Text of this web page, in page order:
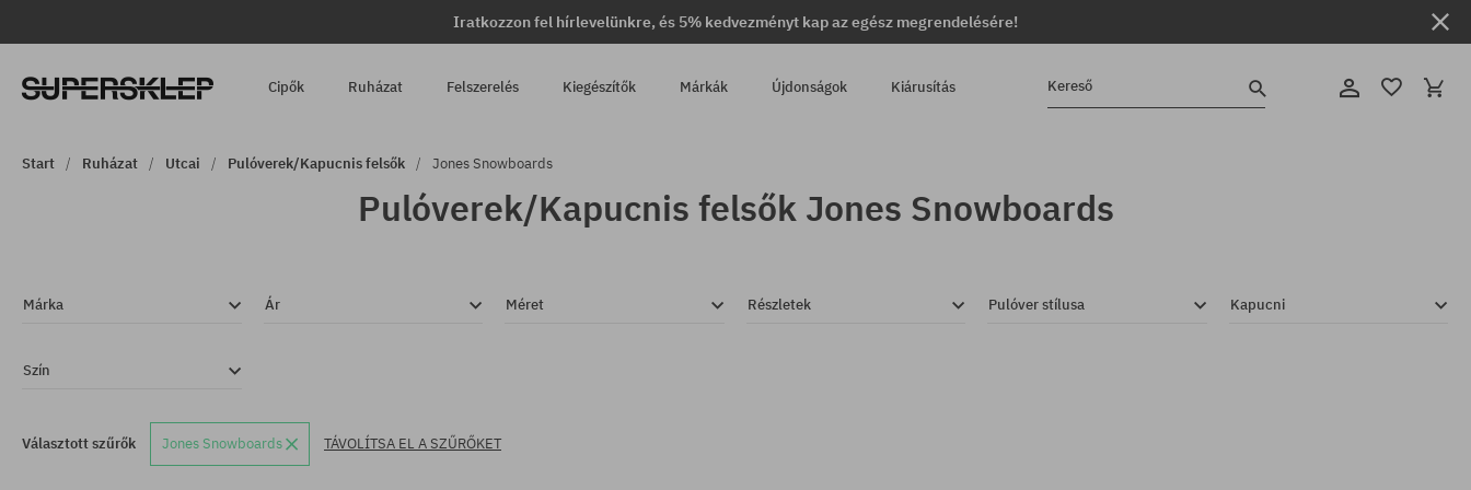
Iratkozzon fel hírlevelünkre, és 5% kedvezményt kap az egész megrendelésére!
Cipők Ruházat Felszerelés Kiegészítők Márkák Újdonságok Kiárusítás Kereső
Start Ruházat Utcai Pulóverek/Kapucnis felsők Jones Snowboards
Pulóverek/Kapucnis felsők Jones Snowboards
Márka Ár Méret Részletek Pulóver stílusa Kapucni
Szín
Választott szűrők Jones Snowboards TÁVOLÍTSA EL A SZŰRŐKET